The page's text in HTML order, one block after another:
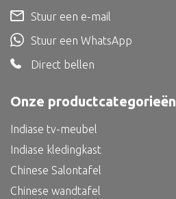
Oosterse tafel
Onze productcategorieën
Indiase tv-meubel
Indiase kledingkast
Chinese Salontafel
Chinese wandtafel
Stuur een e-mail
Stuur een WhatsApp
Direct bellen